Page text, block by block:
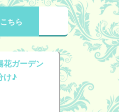
ちら
花ガーデン
け♪